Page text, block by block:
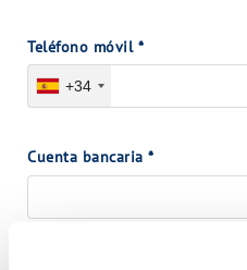
Teléfono móvil *
+34
Cuenta bancaria *